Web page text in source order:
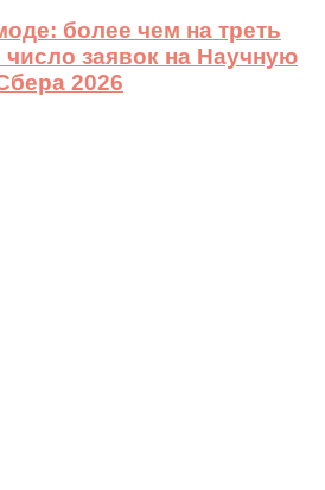
более чем на треть
заявок на Научную
2026